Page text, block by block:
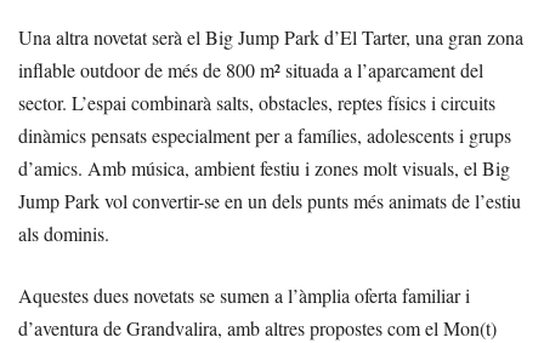
Una altra novetat serà el Big Jump Park d’El Tarter, una gran zona
inflable outdoor de més de 800 m² situada a l’aparcament del
sector. L’espai combinarà salts, obstacles, reptes físics i circuits
dinàmics pensats especialment per a famílies, adolescents i grups
d’amics. Amb música, ambient festiu i zones molt visuals, el Big
Jump Park vol convertir-se en un dels punts més animats de l’estiu
als dominis.
Aquestes dues novetats se sumen a l’àmplia oferta familiar i
d’aventura de Grandvalira, amb altres propostes com el Mon(t)